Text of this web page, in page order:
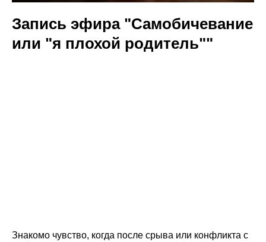
Запись эфира "Самобичевание
или "я плохой родитель""
Знакомо чувство, когда после срыва или конфликта с